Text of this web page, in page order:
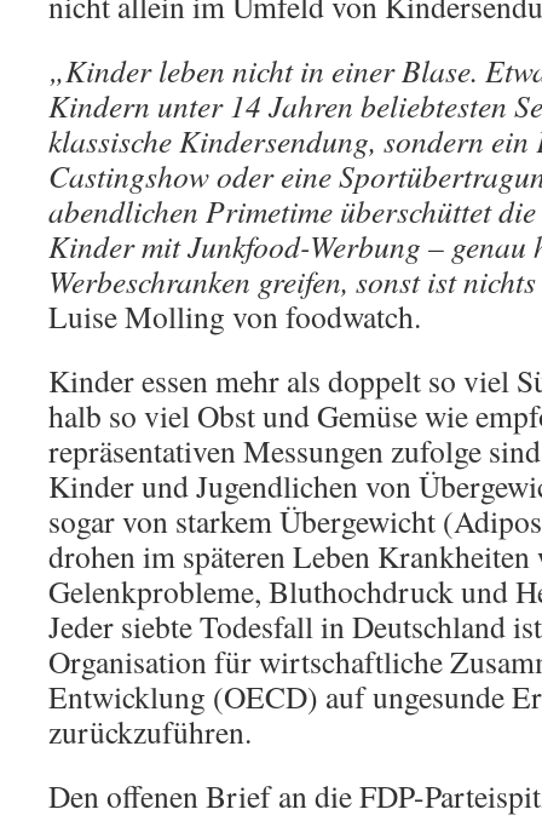
„Kinder leben nicht in einer Blase.
Kindern unter 14 Jahren beliebtesten
klassische Kindersendung, sondern
Castingshow oder eine
abendlichen Primetime überschüttet
Kinder mit Junkfood-Werbung – genau
Werbeschranken greifen, sonst ist
Luise Molling von foodwatch.
Kinder essen mehr als doppelt so viel
halb so viel Obst und Gemüse wie
repräsentativen Messungen zufolge
Kinder und Jugendlichen von
sogar von starkem Übergewicht
drohen im späteren Leben
Gelenkprobleme, Bluthochdruck und
Jeder siebte Todesfall in Deutschland
Organisation für wirtschaftliche
Entwicklung (OECD) auf ungesunde
zurückzuführen.
Den offenen Brief an die FDP-